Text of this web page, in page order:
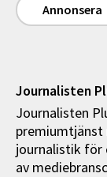
Annonsera
Journalisten
Journalisten
premiumtjänst
journalistik för
av